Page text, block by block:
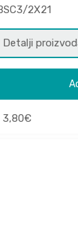
2X21
Detalji
3,80€